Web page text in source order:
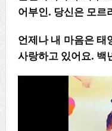
어부인. 당신은 모르
언제나 내 마음은 태
사랑하고 있어요. 백